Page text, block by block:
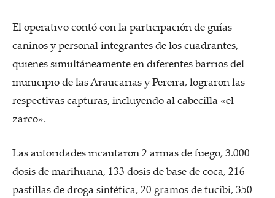
El operativo contó con la participación de guías
caninos y personal integrantes de los cuadrantes,
quienes simultáneamente en diferentes barrios del
municipio de las Araucarias y Pereira, lograron las
respectivas capturas, incluyendo al cabecilla «el
zarco».
Las autoridades incautaron 2 armas de fuego, 3.000
dosis de marihuana, 133 dosis de base de coca, 216
pastillas de droga sintética, 20 gramos de tucibi, 350